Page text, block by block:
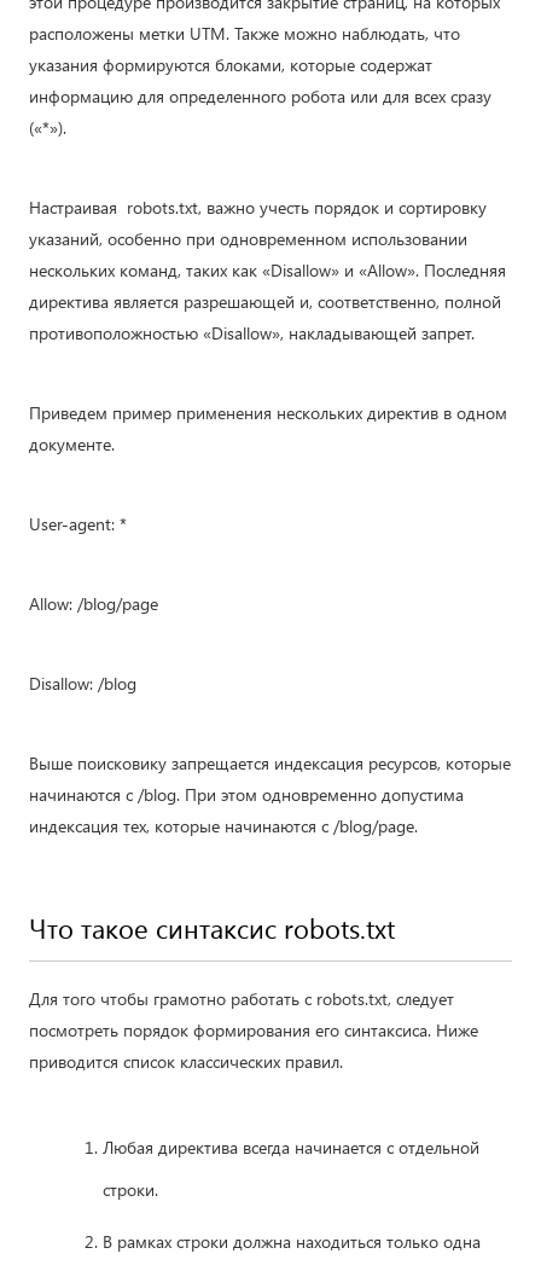
расположены метки UTM. Также можно наблюдать, что
указания формируются блоками, которые содержат
информацию для определенного робота или для всех сразу
(«*»).
Настраивая robots.txt, важно учесть порядок и сортировку
указаний, особенно при одновременном использовании
нескольких команд, таких как «Disallow» и «Allow». Последняя
директива является разрешающей и, соответственно, полной
противоположностью «Disallow», накладывающей запрет.
Приведем пример применения нескольких директив в одном
документе.
User-agent: *
Allow: /blog/page
Disallow: /blog
Выше поисковику запрещается индексация ресурсов, которые
начинаются с /blog. При этом одновременно допустима
индексация тех, которые начинаются с /blog/page.
Что такое синтаксис robots.txt
Для того чтобы грамотно работать с robots.txt, следует
посмотреть порядок формирования его синтаксиса. Ниже
приводится список классических правил.
Любая директива всегда начинается с отдельной
строки.
В рамках строки должна находиться только одна